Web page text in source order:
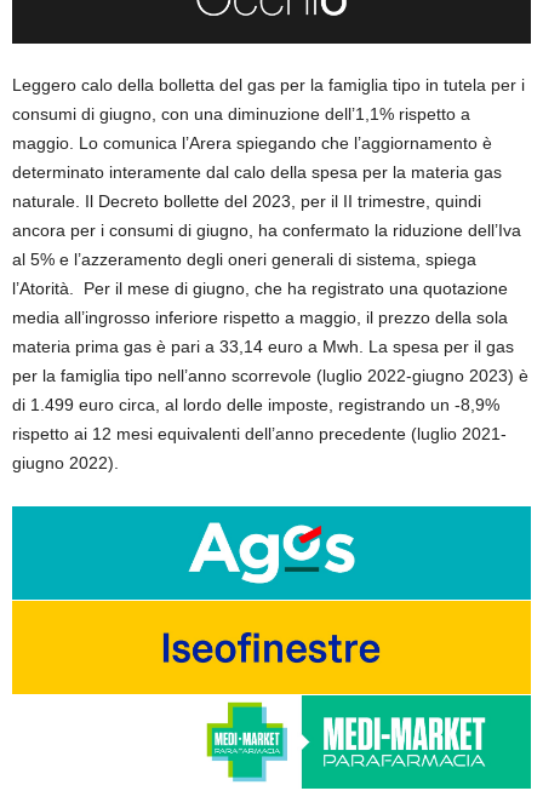
Leggero calo della bolletta del gas per la famiglia tipo in tutela per i
consumi di giugno, con una diminuzione dell’1,1% rispetto a
maggio. Lo comunica l’Arera spiegando che l’aggiornamento è
determinato interamente dal calo della spesa per la materia gas
naturale. Il Decreto bollette del 2023, per il II trimestre, quindi
ancora per i consumi di giugno, ha confermato la riduzione dell’Iva
al 5% e l’azzeramento degli oneri generali di sistema, spiega
l’Atorità. Per il mese di giugno, che ha registrato una quotazione
media all’ingrosso inferiore rispetto a maggio, il prezzo della sola
materia prima gas è pari a 33,14 euro a Mwh. La spesa per il gas
per la famiglia tipo nell’anno scorrevole (luglio 2022-giugno 2023) è
di 1.499 euro circa, al lordo delle imposte, registrando un -8,9%
rispetto ai 12 mesi equivalenti dell’anno precedente (luglio 2021-
giugno 2022).